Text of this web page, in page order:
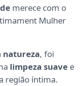
merece com o
Mulher
natureza, foi
limpeza suave e
região íntima.